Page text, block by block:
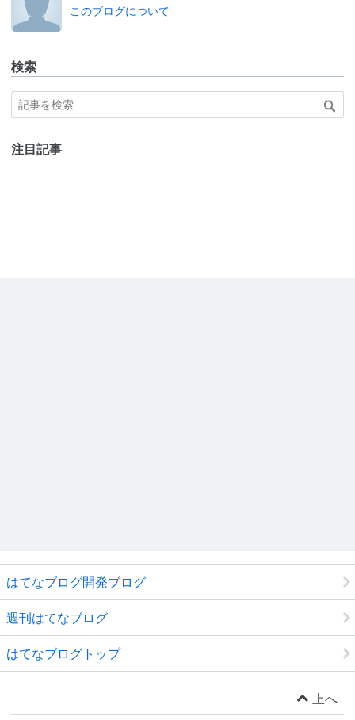
このブログについて
検索
注目記事
はてなブログ開発ブログ
週刊はてなブログ
はてなブログトップ
上へ